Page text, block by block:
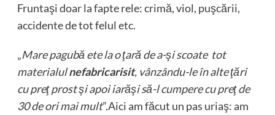
Fruntaşi doar la fapte rele: crimă, viol, puşcării,
accidente de tot felul etc.
„Mare pagubă ete la o ţară de a-şi scoate tot
materialulnefabricarisit, vânzându-le în alte ţări
cu preţ prost şi apoi iarăşi să-l cumpere cu preţ de
30 de ori mai mult”.Aici am făcut un pas uriaş: am